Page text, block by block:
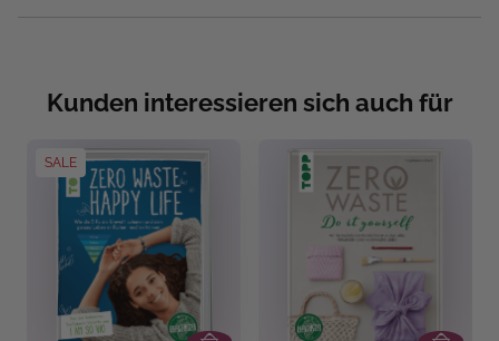
Kunden interessieren sich auch für
SALE